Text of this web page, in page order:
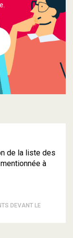
de la liste des
à
DEVANT LE